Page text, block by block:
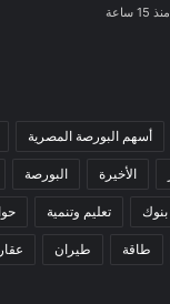
منذ 15 ساعة
أسهم البورصة المصرية
الأخيرة البورصة
بنوك تعليم وتنمية
طاقة طيران